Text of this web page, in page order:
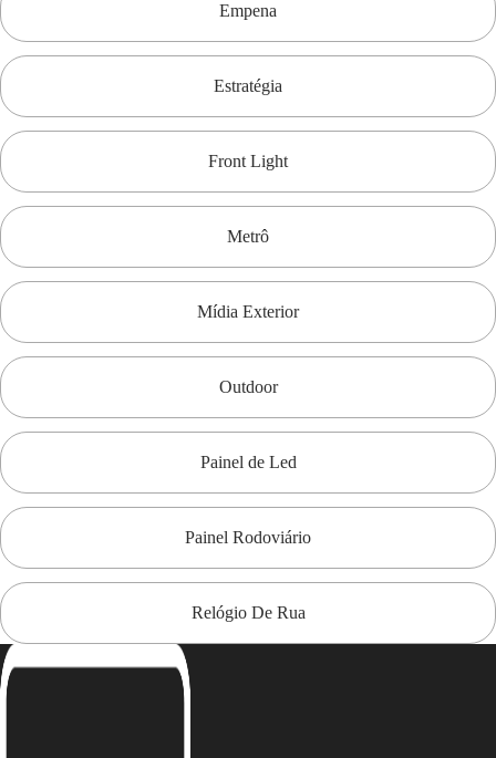
Empena
Estratégia
Front Light
Metrô
Mídia Exterior
Outdoor
Painel de Led
Painel Rodoviário
Relógio De Rua